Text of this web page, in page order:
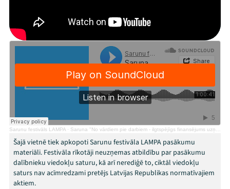
Festivāls
Programma
Arhīvs
Viņi bija LAMPĀ 2026
Ziedo
Veikals
Sarunu festivāls LAMPA · Saruna "No vārdiem pie darbiem - ilgtspējīgs finansējums uzņēmējiem!"
Šajā vietnē tiek apkopoti Sarunu festivāla LAMPA pasākumu
materiāli. Festivāla rīkotāji neuzņemas atbildību par pasākumu
dalībnieku viedokļu saturu, kā arī nerediģē to, ciktāl viedokļu
saturs nav acīmredzami pretējs Latvijas Republikas normatīvajiem
aktiem.